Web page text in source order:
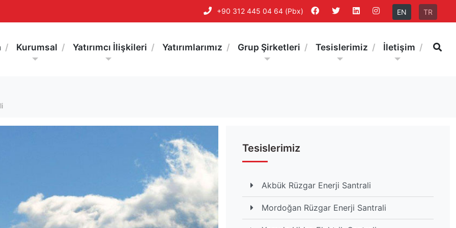
+90 312 445 04 64 (Pbx) EN TR
Kurumsal Yatırımcı İlişkileri Yatırımlarımız Grup Şirketleri Tesislerimiz İletişim
Tesislerimiz
Akbük Rüzgar Enerji Santrali
Mordoğan Rüzgar Enerji Santrali